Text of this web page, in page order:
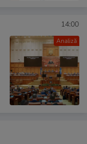
Analiză
14:00